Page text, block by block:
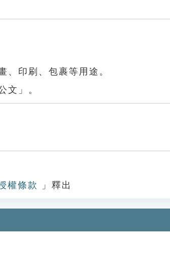
、印刷、包裹等用途。
文」。
權條款 」釋出